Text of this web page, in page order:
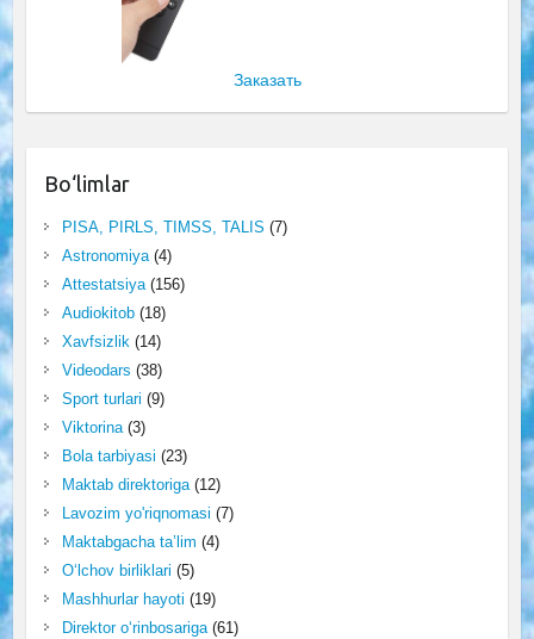
Заказать
Bo‘limlar
PISA, PIRLS, TIMSS, TALIS (7)
Astronomiya(4)
Attestatsiya(156)
Audiokitob(18)
Xavfsizlik(14)
Videodars (38)
Sport turlari (9)
Viktorina(3)
Bola tarbiyasi (23)
Maktab direktoriga(12)
Lavozim yo'riqnomasi (7)
Maktabgacha ta’lim (4)
O‘lchov birliklari (5)
Mashhurlar hayoti (19)
Direktor o‘rinbosariga(61)